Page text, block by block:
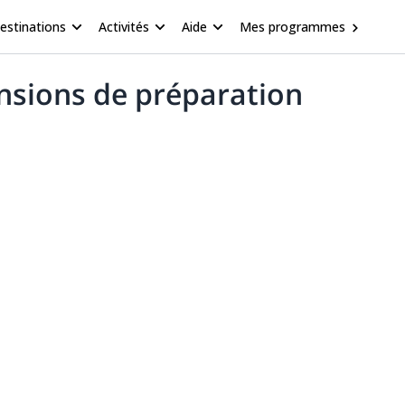
Activités Aide Mes programmes
de préparation